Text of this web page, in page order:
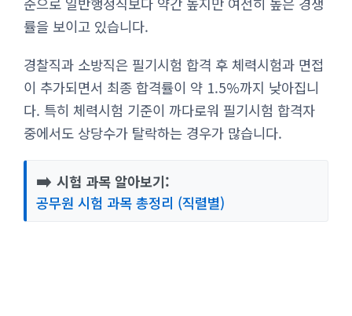
률을 보이고 있습니다.
경찰직과 소방직은 필기시험 합격 후 체력시험과 면접
이 추가되면서 최종 합격률이 약 1.5%까지 낮아집니
다. 특히 체력시험 기준이 까다로워 필기시험 합격자
중에서도 상당수가 탈락하는 경우가 많습니다.
➡️ 시험 과목 알아보기:
공무원 시험 과목 총정리 (직렬별)